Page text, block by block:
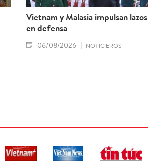
Vietnam y Malasia impulsan lazos
en defensa
06/08/2026 NOTICIEROS